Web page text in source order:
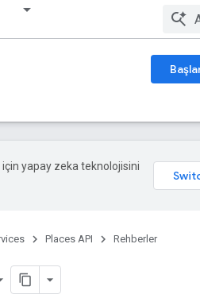
yapay zeka teknolojisini
Places API Rehberler